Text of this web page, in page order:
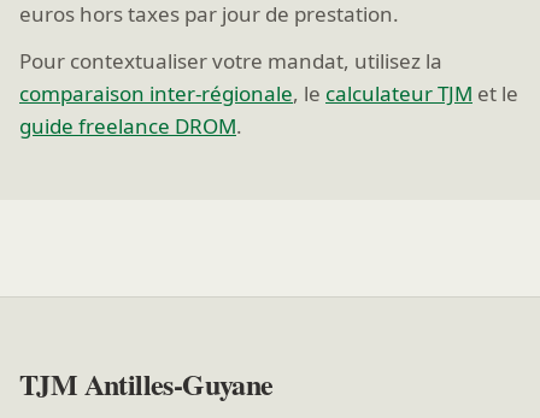
euros hors taxes par jour de prestation.
Pour contextualiser votre mandat, utilisez la
comparaison inter-régionale, le calculateur TJM et le
guide freelance DROM.
TJM Antilles-Guyane